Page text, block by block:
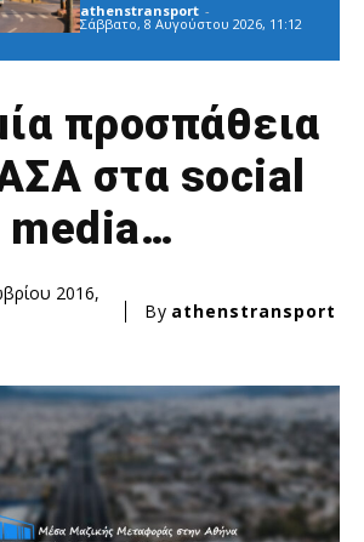
athenstransport -
Σάββατο, 8 Αυγούστου 2026, 11:12
προσπάθεια
στα social
media…
2016,
By athenstransport